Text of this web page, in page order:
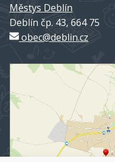
Městys Deblín
Deblín čp. 43, 664 75
obec@deblin.cz